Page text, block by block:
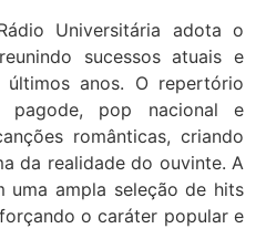
Universitária adota o
sucessos atuais e
últimos anos. O repertório
pagode, pop nacional e
românticas, criando
da realidade do ouvinte. A
uma ampla seleção de hits
o caráter popular e